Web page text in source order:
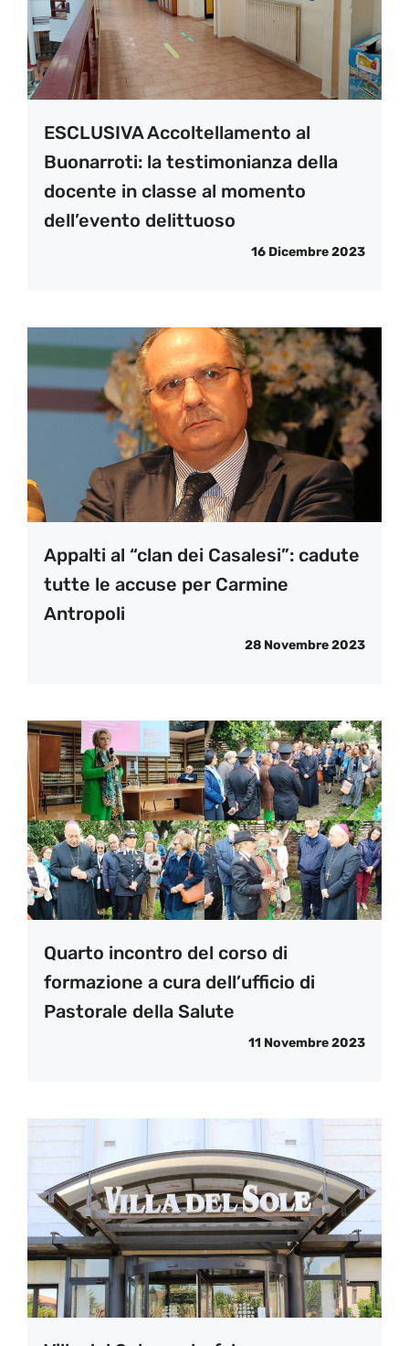
ESCLUSIVA Accoltellamento al
Buonarroti: la testimonianza della
docente in classe al momento
dell’evento delittuoso
16 Dicembre 2023
Appalti al “clan dei Casalesi”: cadute
tutte le accuse per Carmine
Antropoli
28 Novembre 2023
Quarto incontro del corso di
formazione a cura dell’ufficio di
Pastorale della Salute
11 Novembre 2023